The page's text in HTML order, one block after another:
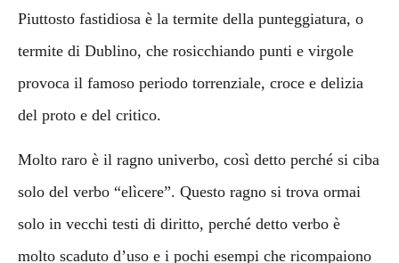
Piuttosto fastidiosa è la termite della punteggiatura, o
termite di Dublino, che rosicchiando punti e virgole
provoca il famoso periodo torrenziale, croce e delizia
del proto e del critico.
Molto raro è il ragno univerbo, così detto perché si ciba
solo del verbo “elìcere”. Questo ragno si trova ormai
solo in vecchi testi di diritto, perché detto verbo è
molto scaduto d’uso e i pochi esempi che ricompaiono